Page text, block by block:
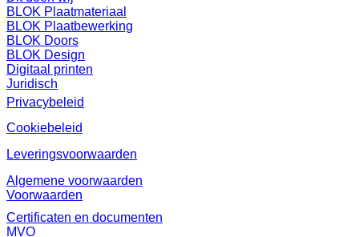
BLOK Plaatmateriaal
BLOK Plaatbewerking
BLOK Doors
BLOK Design
Digitaal printen
Juridisch
Privacybeleid
Cookiebeleid
Leveringsvoorwaarden
Algemene voorwaarden
Voorwaarden
Certificaten en documenten
MVO